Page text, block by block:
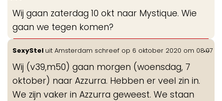
Wij gaan zaterdag 10 okt naar Mystique. Wie
gaan we tegen komen?
SexyStel uit Amsterdam schreef op 6 oktober 2020 om 08:07
Wij (v39,m50) gaan morgen (woensdag, 7
oktober) naar Azzurra. Hebben er veel zin in.
We zijn vaker in Azzurra geweest. We staan
...